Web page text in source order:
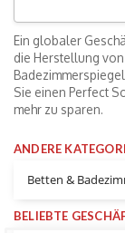
Ein globaler
die Herstellung
Sie einen Perfect
mehr zu sparen.
ANDERE
Betten &
BELIEBTE